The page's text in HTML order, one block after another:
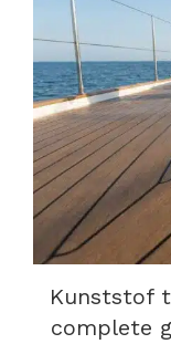
Kunststof
complete